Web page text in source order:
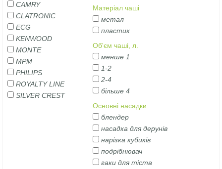
CAMRY
CLATRONIC
ECG
KENWOOD
MONTE
MPM
PHILIPS
ROYALTY LINE
SILVER CREST
Матеріал чаші
метал
пластик
Об'єм чаші, л.
менше 1
1-2
2-4
більше 4
Основні насадки
блендер
насадка для дерунів
нарізка кубиків
подрібнювач
гаки для тіста